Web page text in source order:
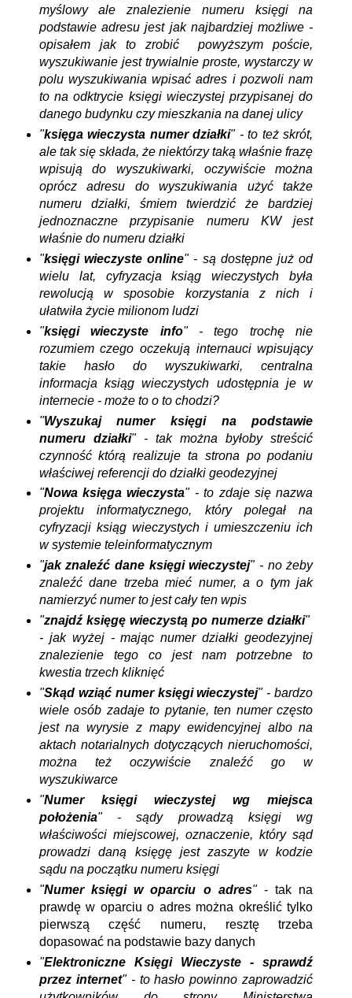
myślowy ale znalezienie numeru księgi na
podstawie adresu jest jak najbardziej możliwe -
opisałem jak to zrobić powyższym poście,
wyszukiwanie jest trywialnie proste, wystarczy w
polu wyszukiwania wpisać adres i pozwoli nam
to na odktrycie księgi wieczystej przypisanej do
danego budynku czy mieszkania na danej ulicy
"księga wieczysta numer działki" - to też skrót,
ale tak się składa, że niektórzy taką właśnie frazę
wpisują do wyszukiwarki, oczywiście można
oprócz adresu do wyszukiwania użyć także
numeru działki, śmiem twierdzić że bardziej
jednoznaczne przypisanie numeru KW jest
właśnie do numeru działki
"księgi wieczyste online" - są dostępne już od
wielu lat, cyfryzacja ksiąg wieczystych była
rewolucją w sposobie korzystania z nich i
ułatwiła życie milionom ludzi
"księgi wieczyste info" - tego trochę nie
rozumiem czego oczekują internauci wpisujący
takie hasło do wyszukiwarki, centralna
informacja ksiąg wieczystych udostępnia je w
internecie - może to o to chodzi?
"Wyszukajnumerksięgi na podstawie
numeru działki" - tak można byłoby streścić
czynność którą realizuje ta strona po podaniu
właściwej referencji do działki geodezyjnej
"Nowa księga wieczysta" - to zdaje się nazwa
projektu informatycznego, który polegał na
cyfryzacji ksiąg wieczystych i umieszczeniu ich
w systemie teleinformatycznym
"jak znaleźć dane księgi wieczystej" - no żeby
znaleźć dane trzeba mieć numer, a o tym jak
namierzyć numer to jest cały ten wpis
"znajdź księgę wieczystą po numerze działki"
- jak wyżej - mając numer działki geodezyjnej
znalezienie tego co jest nam potrzebne to
kwestia trzech kliknięć
"Skąd wziąć numer księgi wieczystej" - bardzo
wiele osób zadaje to pytanie, ten numer często
jest na wyrysie z mapy ewidencyjnej albo na
aktach notarialnych dotyczących nieruchomości,
można też oczywiście znaleźć go w
wyszukiwarce
"Numer księgi wieczystej wg miejsca
położenia" - sądy prowadzą księgi wg
właściwości miejscowej, oznaczenie, który sąd
prowadzi daną księgę jest zaszyte w kodzie
sądu na początku numeru księgi
"Numer księgi w oparciu o adres"- tak na
prawdę w oparciu o adres można określić tylko
pierwszą część numeru, resztę trzeba
dopasować na podstawie bazy danych
"Elektroniczne Księgi Wieczyste - sprawdź
przez internet" - to hasło powinno zaprowadzić